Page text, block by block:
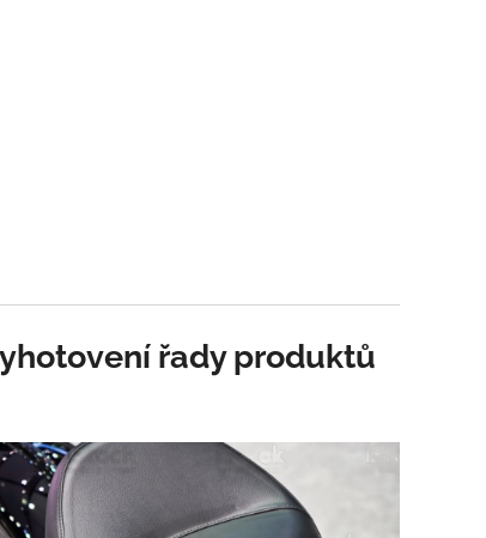
řady produktů